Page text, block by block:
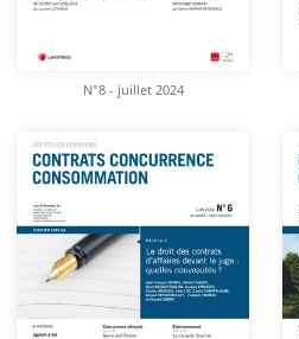
N°8 - juillet 2024